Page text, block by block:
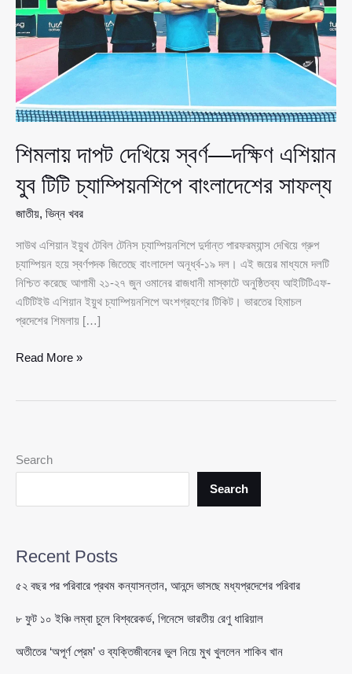
শিমলায় দাপট দেখিয়ে স্বর্ণ—দক্ষিণ এশিয়ান
যুব টিটি চ্যাম্পিয়নশিপে বাংলাদেশের সাফল্য
জাতীয়, ভিন্ন খবর
সাউথ এশিয়ান ইয়ুথ টেবিল টেনিস চ্যাম্পিয়নশিপে দুর্দান্ত পারফরম্যান্স দেখিয়ে গ্রুপ
চ্যাম্পিয়ন হয়ে স্বর্ণপদক জিতেছে বাংলাদেশ অনূর্ধ্ব-১৯ দল। এই জয়ের মাধ্যমে দলটি
নিশ্চিত করেছে আগামী ২১-২৭ জুন ওমানের রাজধানী মাস্কাটে অনুষ্ঠিতব্য আইটিটিএফ-
এটিটিইউ এশিয়ান ইয়ুথ চ্যাম্পিয়নশিপে অংশগ্রহণের টিকিট। ভারতের হিমাচল
প্রদেশের শিমলায় […]
শিমলায়
এশিয়ান
টিটি
সাফল্য
Read More »
Search
Search
Recent Posts
৫২ বছর পর পরিবারে প্রথম কন্যাসন্তান, আনন্দে ভাসছে মধ্যপ্রদেশের পরিবার
৮ ফুট ১০ ইঞ্চি লম্বা চুলে বিশ্বরেকর্ড, গিনেসে ভারতীয় রেণু ধারিয়াল
অতীতের ‘অপূর্ণ প্রেম’ ও ব্যক্তিজীবনের ভুল নিয়ে মুখ খুললেন শাকিব খান